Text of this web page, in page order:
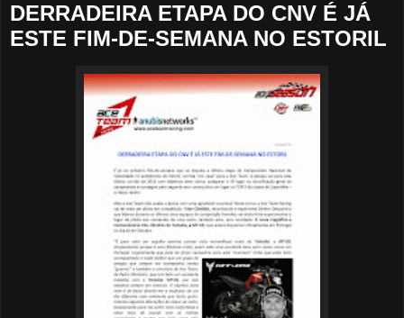
DERRADEIRA ETAPA DO CNV É JÁ
ESTE FIM-DE-SEMANA NO ESTORIL